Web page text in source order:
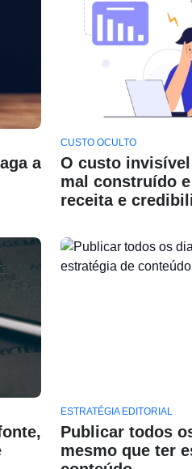
a
CUSTO OCULTO
O custo
mal construído
receita e
ESTRATÉGIA EDITORIAL
Publicar todos
mesmo que ter